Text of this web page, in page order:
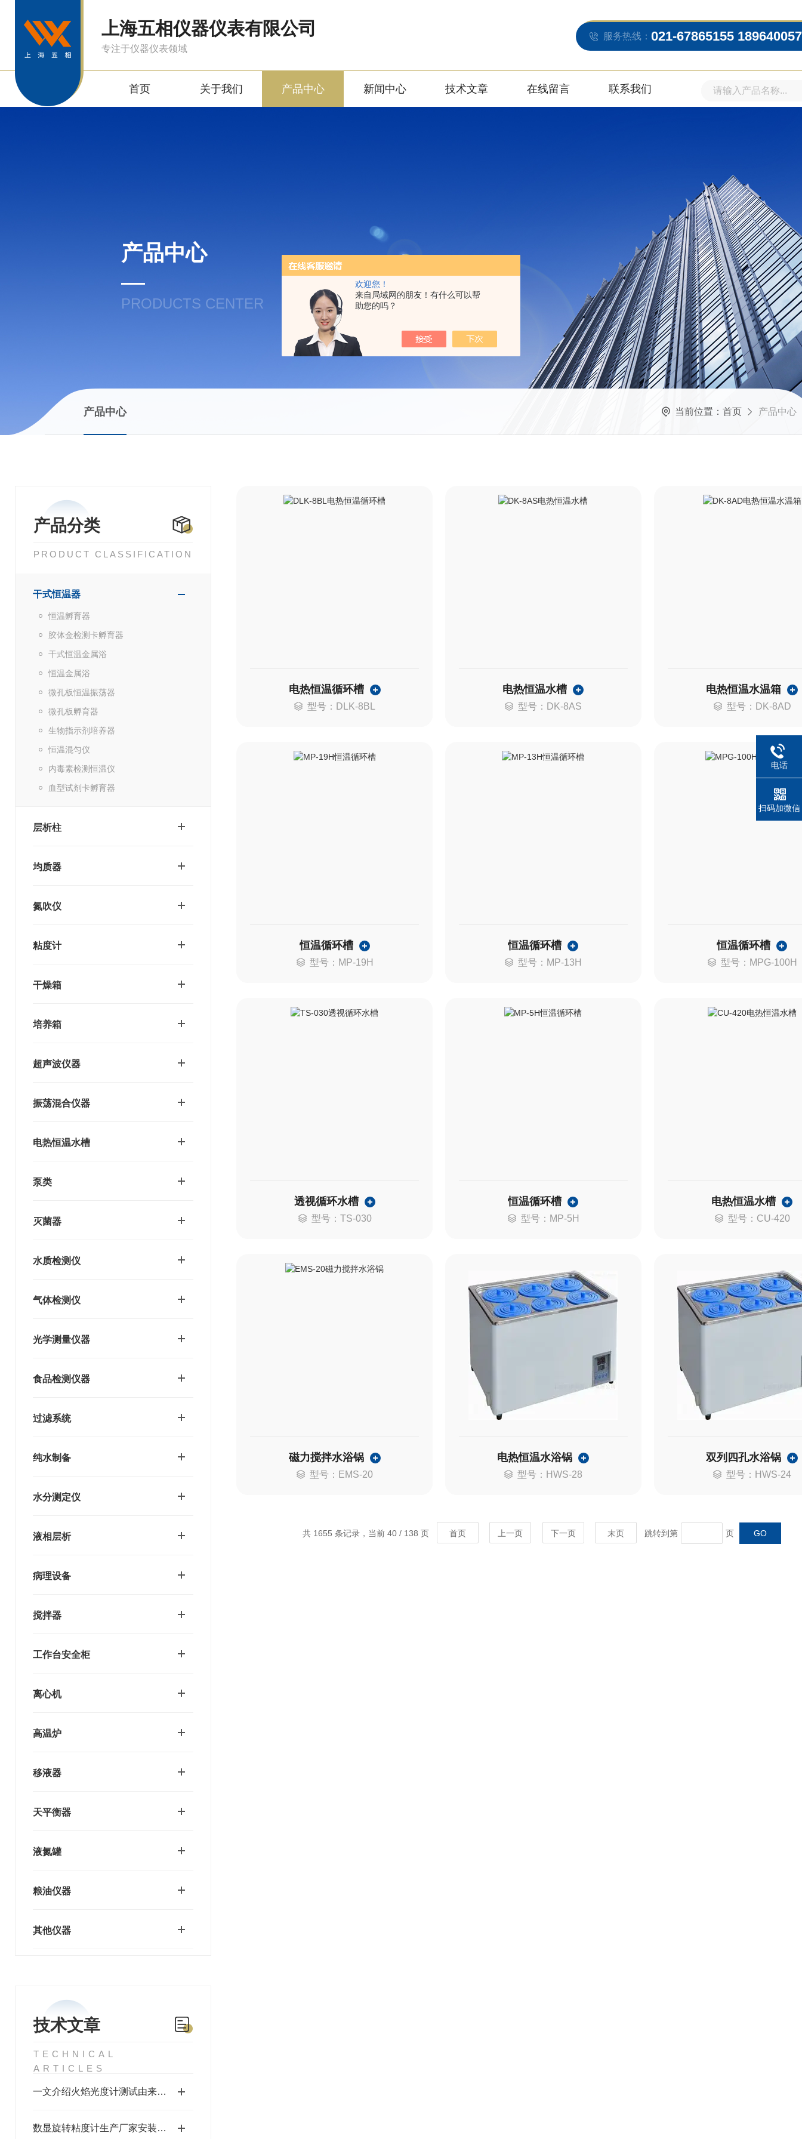
欢迎您！
来自局域网的朋友！有什么可以帮
助您的吗？
上海五相仪器仪表有限公司
专注于仪器仪表领域
服务热线： 021-67865155
首页 关于我们 产品中心 新闻中心 技术文章 在线留言 联系我们
产品中心
PRODUCTS CENTER
产品中心 当前位置： 首页 产品中心
产品分类
PRODUCT CLASSIFICATION
干式恒温器
恒温孵育器
胶体金检测卡孵育器
干式恒温金属浴
恒温金属浴
微孔板恒温振荡器
微孔板孵育器
生物指示剂培养器
恒温混匀仪
内毒素检测恒温仪
血型试剂卡孵育器
层析柱
均质器
氮吹仪
粘度计
干燥箱
培养箱
超声波仪器
振荡混合仪器
电热恒温水槽
泵类
灭菌器
水质检测仪
气体检测仪
光学测量仪器
食品检测仪器
过滤系统
纯水制备
水分测定仪
液相层析
病理设备
搅拌器
工作台安全柜
离心机
高温炉
移液器
天平衡器
液氮罐
粮油仪器
其他仪器
技术文章
TECHNICAL
ARTICLES
一文介绍火焰光度计测试由来及适用领域介绍
数显旋转粘度计生产厂家安装方法说明
电热恒温循环槽
型号：DLK-8BL
电热恒温水槽
型号：DK-8AS
电热恒温水温箱
型号：DK-8AD
恒温循环槽
型号：MP-19H
恒温循环槽
型号：MP-13H
恒温循环槽
型号：MPG-100H
透视循环水槽
型号：TS-030
恒温循环槽
型号：MP-5H
电热恒温水槽
型号：CU-420
磁力搅拌水浴锅
型号：EMS-20
电热恒温水浴锅
型号：HWS-28
双列四孔水浴锅
型号：HWS-24
共 1655 条记录，当前 40 / 138 页 首页 上一页 下一页 末页 跳转到第 页
电话
扫码加微信